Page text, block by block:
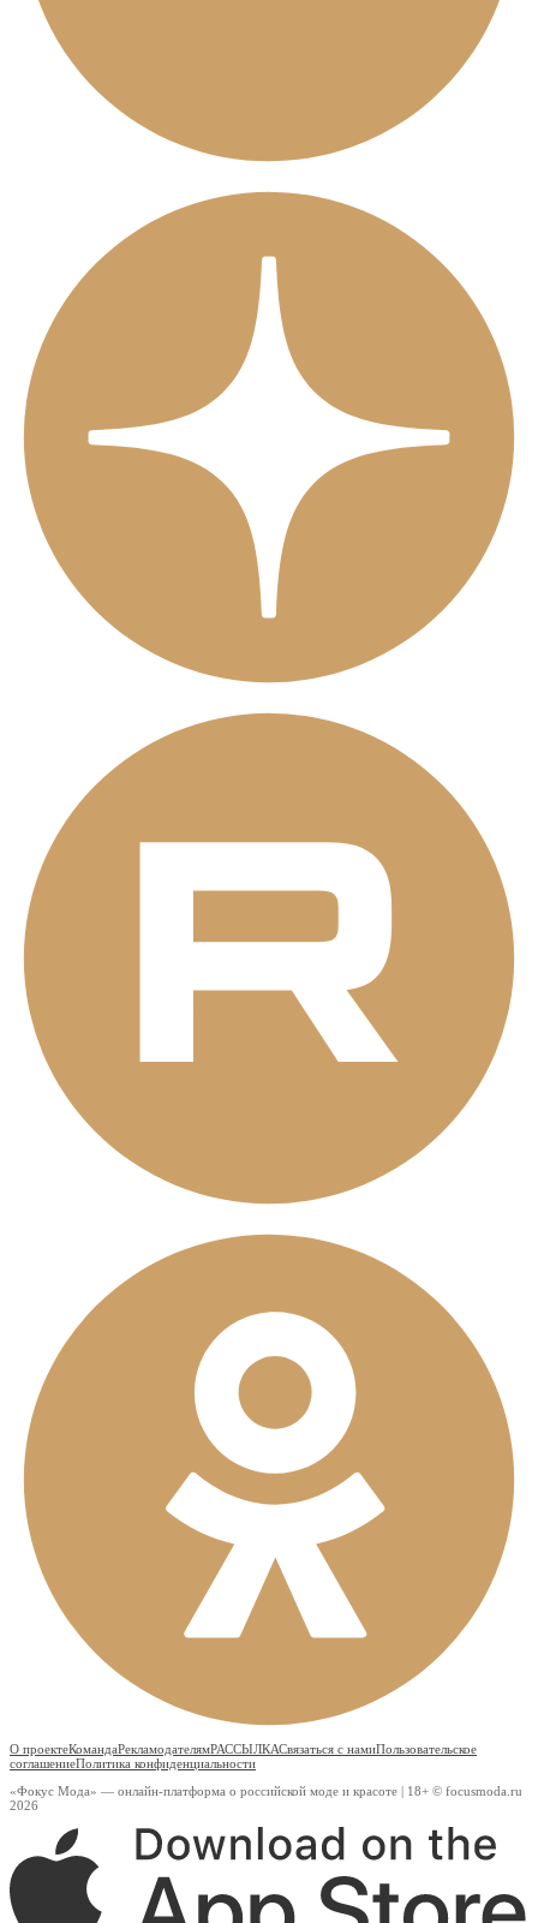
О проектеКомандаРекламодателямРАССЫЛКАСвязаться с намиПользовательское
соглашениеПолитика конфиденциальности
«Фокус Мода» — онлайн-платформа о российской моде и красоте | 18+ © focusmoda.ru
2026